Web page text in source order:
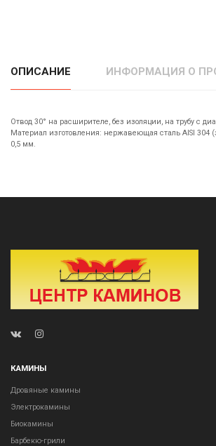
ОПИСАНИЕ ИНФОРМАЦИЯ О
Отвод 30° на расширителе, без изоляции, на трубу с
Материал изготовления: нержавеющая сталь AISI 304
0,5 мм.
КАМИНЫ
Дровяные камины
Электрокамины
Биокамины
Барбекю-грили